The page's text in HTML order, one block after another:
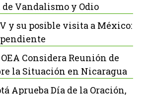
Vandalismo y Odio
y su posible visita a México:
Considera Reunión de
la Situación en Nicaragua
Aprueba Día de la Oración,